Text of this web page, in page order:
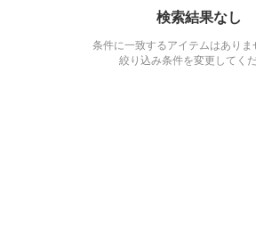
検索結果なし
条件に一致するアイテムはありま
絞り込み条件を変更してく